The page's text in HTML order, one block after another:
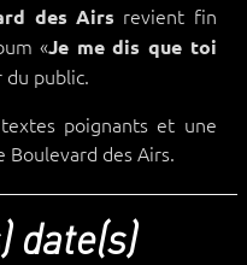
des Airs revient fin
«Je me dis que toi
du public.
poignants et une
des Airs.
date(s)